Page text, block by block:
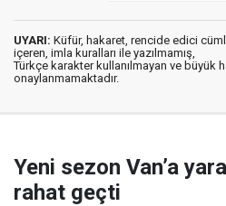
UYARI: Küfür, hakaret, rencide edici
içeren, imla kuralları ile yazılmamış,
Türkçe karakter kullanılmayan ve büyük
onaylanmamaktadır.
Yeni sezon Van’a
rahat geçti